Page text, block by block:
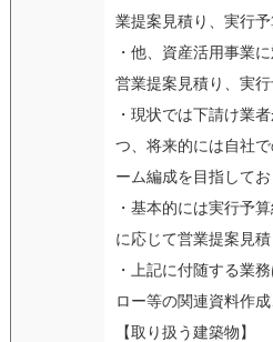
業提案見積り、実行予
・他、資産活用事業
営業提案見積り、実行
・現状では下請け業
つ、将来的には自社
ーム編成を目指してお
・基本的には実行予
に応じて営業提案見
・上記に付随する業
ロー等の関連資料作
【取り扱う建築物】